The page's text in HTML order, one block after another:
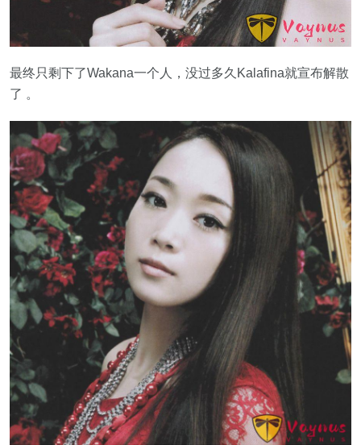
最终只剩下了Wakana一个人，没过多久Kalafina就宣布解散
了 。